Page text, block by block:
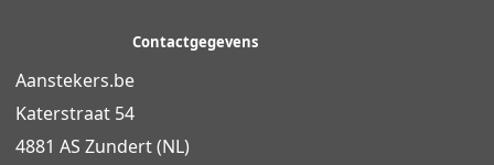
Contactgegevens
Aanstekers.be
Katerstraat 54
4881 AS Zundert (NL)